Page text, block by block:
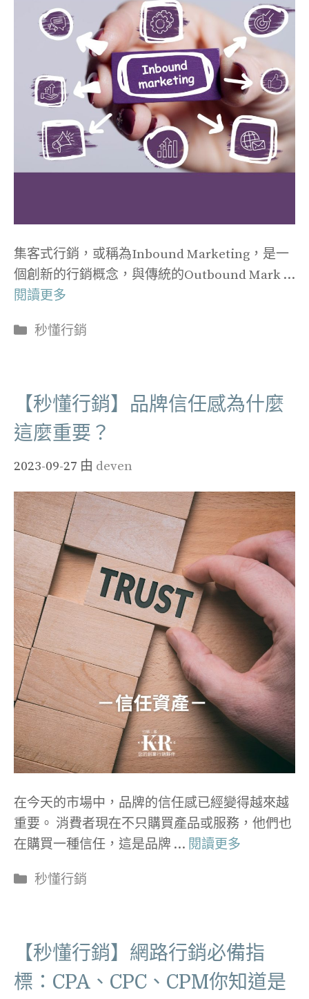
集客式行銷，或稱為Inbound Marketing，是一
個創新的行銷概念，與傳統的Outbound Mark …
閱讀更多
分
秒懂行銷
【秒懂行銷】品牌信任感為什麼
這麼重要？
2023-09-27 由 deven
在今天的市場中，品牌的信任感已經變得越來越
重要。 消費者現在不只購買產品或服務，他們也
在購買一種信任，這是品牌 … 閱讀更多
分
秒懂行銷
【秒懂行銷】網路行銷必備指
標：CPA、CPC、CPM你知道是